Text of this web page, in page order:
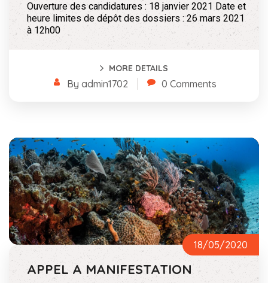
Ouverture des candidatures : 18 janvier 2021 Date et
heure limites de dépôt des dossiers : 26 mars 2021
à 12h00
MORE DETAILS
By admin1702 0 Comments
18/05/2020
APPEL A MANIFESTATION